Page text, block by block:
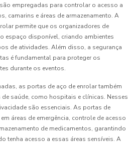
empregadas para controlar o acesso a
camarins e áreas de armazenamento. A
permite que os organizadores de
espaço disponível, criando ambientes
de atividades. Além disso, a segurança
é fundamental para proteger os
durante os eventos.
as portas de aço de enrolar também
saúde, como hospitais e clínicas. Nesses
são essenciais. As portas de
áreas de emergência, controle de acesso
de medicamentos, garantindo
tenha acesso a essas áreas sensíveis. A